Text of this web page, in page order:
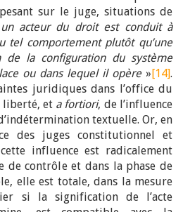
sur le juge, situations de
un acteur du droit est conduit à
tel comportement plutôt qu’une
la configuration du système
ou dans lequel il opère»[14].
juridiques dans l’office du
liberté, et a fortiori, de l’influence
textuelle. Or, en
des juges constitutionnel et
influence est radicalement
de contrôle et dans la phase de
elle est totale, dans la mesure
si la signification de l’acte